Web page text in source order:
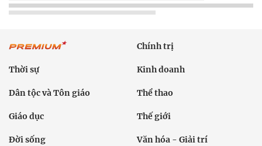
Chính trị
Thời sự Kinh doanh
Dân tộc và Tôn giáo Thể thao
Giáo dục Thế giới
Đời sống Văn hóa - Giải trí